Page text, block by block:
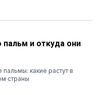
и откуда они
какие растут в
страны